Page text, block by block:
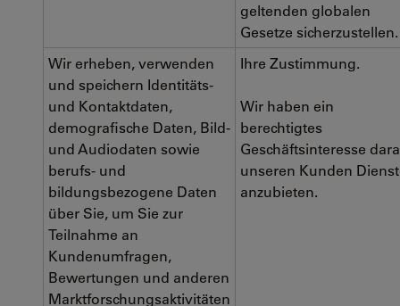
geltenden globalen
Gesetze
Wir erheben, verwenden
und speichern Identitäts-
und Kontaktdaten,
demografische Daten, Bild-
und Audiodaten sowie
berufs- und
bildungsbezogene Daten
über Sie, um Sie zur
Teilnahme an
Kundenumfragen,
Bewertungen und anderen
Marktforschungsaktivitäten
Ihre Zustimmung.
Wir haben ein
berechtigtes
Geschäftsinteresse
unseren Kunden
anzubieten.